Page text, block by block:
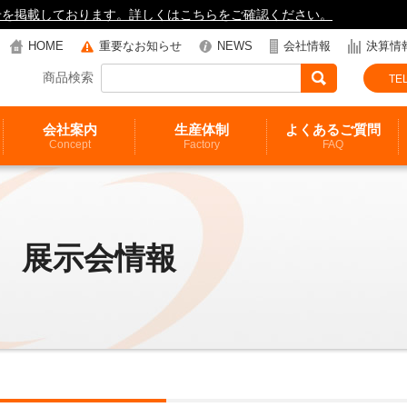
掲載しております。詳しくはこちらをご確認ください。
HOME 重要なお知らせ NEWS 会社情報 決算情
商品検索
会社案内
Concept
生産体制
Factory
よくあるご質問
FAQ
展示会情報